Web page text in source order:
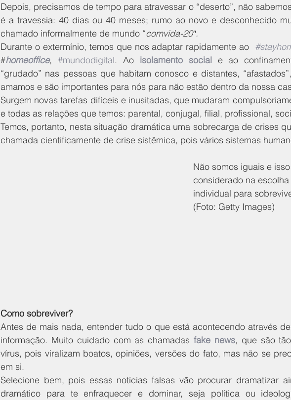
Depois, precisamos de tempo para atravessar o “deserto”, não
é a travessia: 40 dias ou 40 meses; rumo ao novo e desconhecido
chamado informalmente de mundo “comvida-20″.
Durante o extermínio, temos que nos adaptar rapidamente ao
#homeoffice, #mundodigital. Ao isolamento social e ao
“grudado” nas pessoas que habitam conosco e distantes,
amamos e são importantes para nós para não estão dentro da nossa
Surgem novas tarefas difíceis e inusitadas, que mudaram
e todas as relações que temos: parental, conjugal, filial, profissional,
Temos, portanto, nesta situação dramática uma sobrecarga de crises
chamada cientificamente de crise sistêmica, pois vários sistemas
Não somos iguais e
considerado na
individual para
(Foto: Getty Images)
Como sobreviver?
Antes de mais nada, entender tudo o que está acontecendo através
informação. Muito cuidado com as chamadas fake news, que são
vírus, pois viralizam boatos, opiniões, versões do fato, mas não se
em si.
Selecione bem, pois essas notícias falsas vão procurar dramatizar
dramático para te enfraquecer e dominar, seja política ou